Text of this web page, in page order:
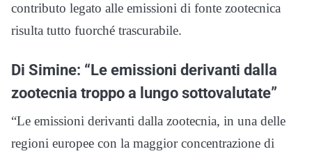
contributo legato alle emissioni di fonte zootecnica
risulta tutto fuorché trascurabile.
Di Simine: “Le emissioni derivanti dalla
zootecnia troppo a lungo sottovalutate”
“Le emissioni derivanti dalla zootecnia, in una delle
regioni europee con la maggior concentrazione di